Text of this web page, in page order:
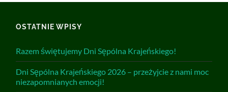
OSTATNIE WPISY
Razem świętujemy Dni Sępólna Krajeńskiego!
Dni Sępólna Krajeńskiego 2026 – przeżyjcie z nami moc
niezapomnianych emocji!